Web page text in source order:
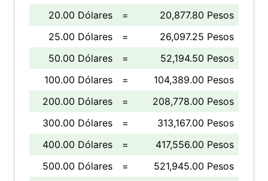
20.00 Dólares
=
20,877.80 Pesos
25.00 Dólares
=
26,097.25 Pesos
50.00 Dólares
=
52,194.50 Pesos
100.00 Dólares
=
104,389.00 Pesos
200.00 Dólares
=
208,778.00 Pesos
300.00 Dólares
=
313,167.00 Pesos
400.00 Dólares
=
417,556.00 Pesos
500.00 Dólares
=
521,945.00 Pesos